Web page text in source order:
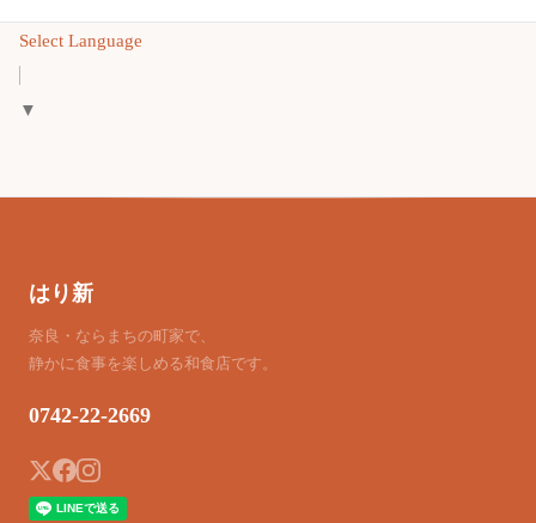
Select Language
▼
はり新
奈良・ならまちの町家で、
静かに食事を楽しめる和食店です。
0742-22-2669